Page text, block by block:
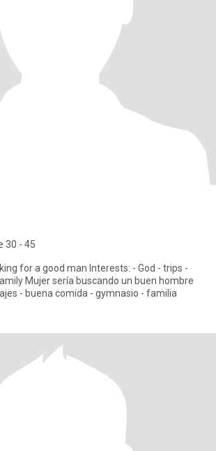
30 - 45
for a good man Interests: - God - trips -
- buena comida - gymnasio - familia